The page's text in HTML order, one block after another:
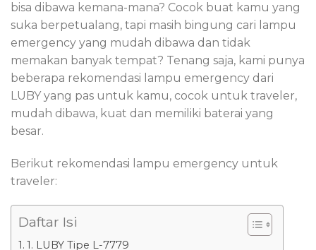
bisa dibawa kemana-mana? Cocok buat kamu yang
suka berpetualang, tapi masih bingung cari lampu
emergency yang mudah dibawa dan tidak
memakan banyak tempat? Tenang saja, kami punya
beberapa rekomendasi lampu emergency dari
LUBY yang pas untuk kamu, cocok untuk traveler,
mudah dibawa, kuat dan memiliki baterai yang
besar.
Berikut rekomendasi lampu emergency untuk
traveler:
Daftar Isi
1. LUBY Tipe L-7779